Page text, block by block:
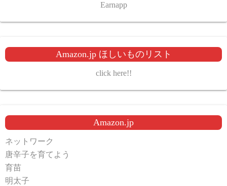
Earnapp
Amazon.jp ほしいものリスト
click here!!
Amazon.jp
ネットワーク
唐辛子を育てよう
育苗
明太子